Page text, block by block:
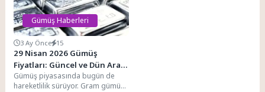
Gümüş Haberleri
3 Ay Önce 15
29 Nisan 2026 Gümüş
Fiyatları: Güncel ve Dün Arası
Değişimler
Gümüş piyasasında bugün de
hareketlilik sürüyor. Gram gümüş